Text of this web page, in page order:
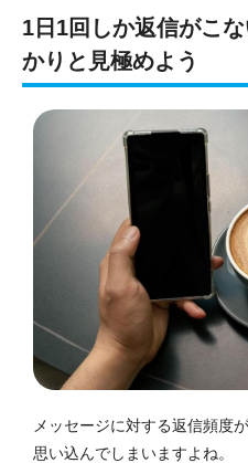
1日1回しか返信がこ
かりと見極めよう
メッセージに対する返信頻度
思い込んでしまいますよね。